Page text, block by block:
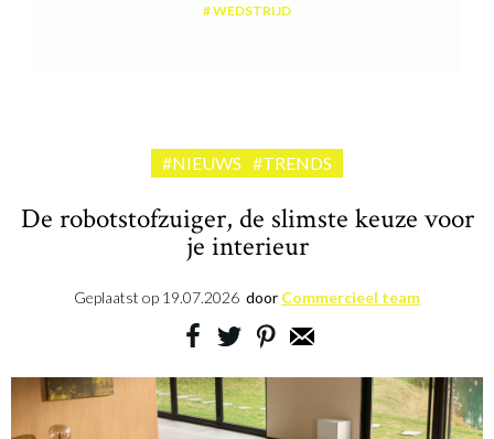
WEDSTRIJD
#NIEUWS #TRENDS
De robotstofzuiger, de slimste keuze voor
je interieur
Geplaatst op 19.07.2026 door Commercieel team